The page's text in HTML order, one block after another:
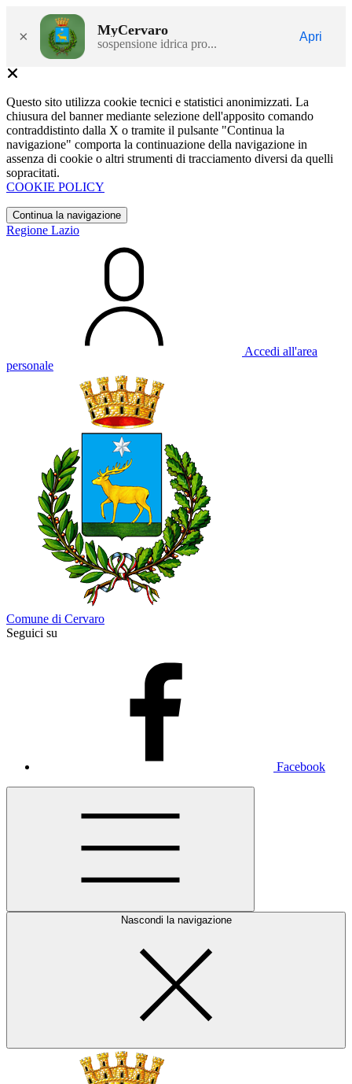
× MyCervaro
sospensione idrica pro...
Apri
Questo sito utilizza cookie tecnici e statistici anonimizzati. La
chiusura del banner mediante selezione dell'apposito comando
contraddistinto dalla X o tramite il pulsante "Continua la
navigazione" comporta la continuazione della navigazione in
assenza di cookie o altri strumenti di tracciamento diversi da quelli
sopracitati.
COOKIE POLICY
Continua la navigazione
Regione Lazio
Accedi all'area
personale
Comune di Cervaro
Seguici su
Facebook
Nascondi la navigazione